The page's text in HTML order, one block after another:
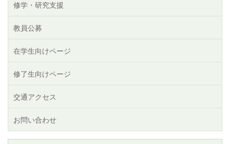
修学・研究支援
教員公募
在学生向けページ
修了生向けページ
交通アクセス
お問い合わせ